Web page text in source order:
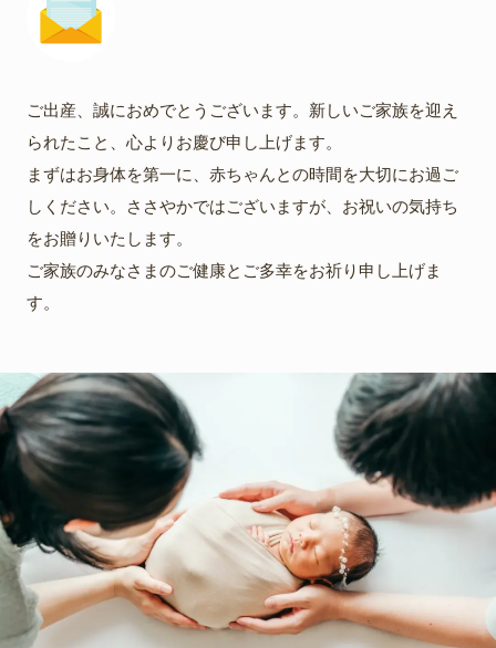
ご出産、誠におめでとうございます。新しいご家族を迎え
られたこと、心よりお慶び申し上げます。
まずはお身体を第一に、赤ちゃんとの時間を大切にお過ご
しください。ささやかではございますが、お祝いの気持ち
をお贈りいたします。
ご家族のみなさまのご健康とご多幸をお祈り申し上げま
す。